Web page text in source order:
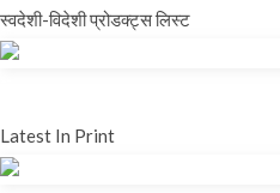
स्वदेशी-विदेशी प्रोडक्ट्स लिस्ट
Latest In Print